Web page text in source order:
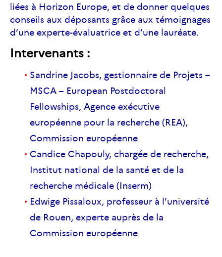
liées à Horizon Europe, et de donner quelques
conseils aux déposants grâce aux témoignages
d’une experte-évaluatrice et d’une lauréate.
Intervenants :
Sandrine Jacobs, gestionnaire de Projets –
MSCA – European Postdoctoral
Fellowships, Agence exécutive
européenne pour la recherche (REA),
Commission européenne
Candice Chapouly, chargée de recherche,
Institut national de la santé et de la
recherche médicale (Inserm)
Edwige Pissaloux, professeur à l’université
de Rouen, experte auprès de la
Commission européenne